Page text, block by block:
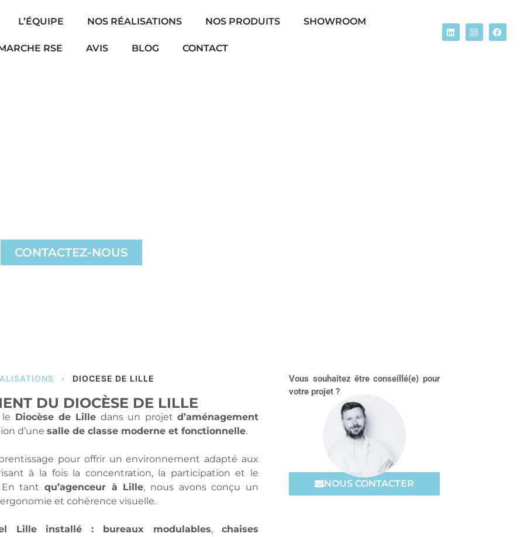
L’ÉQUIPE NOS RÉALISATIONS NOS PRODUITS SHOWROOM
RSE AVIS BLOG CONTACT
CONTACTEZ-NOUS
› DIOCESE DE LILLE
DU DIOCÈSE DE LILLE
Diocèse de Lille dans un projetd’aménagement
d’une salle de classe moderne et fonctionnelle.
pour offrir un environnement adapté aux
à la fois la concentration, la participation et le
En tantqu’agenceur à Lille, nous avons conçu un
et cohérence visuelle.
Lille installé : bureaux modulables,chaises
Vous souhaitez être conseillé(e) pour
votre projet ?
NOUS CONTACTER